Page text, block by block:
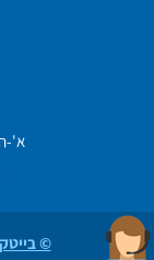
א'-ה': 09:00-18:00,
©